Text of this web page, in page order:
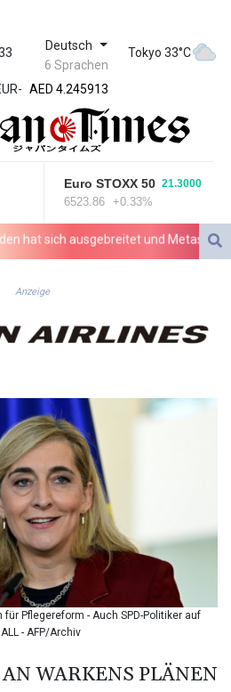
Deutsch
6 Sprachen
Tokyo 33°C
-
ZWL 372.275202
AED 4.245913
AED 4.245913
AFN 76.887634
ALL 93.218842
AMD
1060.176801
ARS
1724.882567
AWG 2.082489
BAM 1.955776
BBD 2.321671
BIF 3451.157116
BMD 1.156136
BND 1.477082
BOB 13.69983
BRL 5.876989
BSD 1.152686
BTN 109.688637
BWP 15.558807
BYN 3.432357
BYR
22660.258427
BZD 2.318271
CAD 1.61333
2615.761404
Euro STOXX 50 21.3000
6523.86 +0.33%
sich ausgebreitet und Metastasen
Anzeige
Pflegereform - Auch SPD-Politiker auf
- AFP/Archiv
WARKENS PLÄNEN